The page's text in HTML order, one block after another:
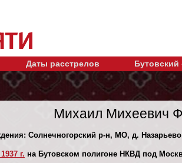
Даты расстрелов Бутовский
Михаил Михеевич
Солнечногорский р-н, МО, д.
г. на Бутовском полигоне НКВД под